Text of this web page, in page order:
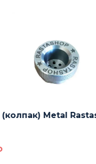
(колпак) Black